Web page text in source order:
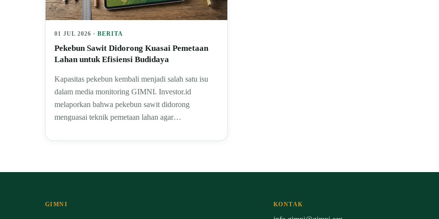
01 JUL 2026 · BERITA
Pekebun Sawit Didorong Kuasai Pemetaan
Lahan untuk Efisiensi Budidaya
Kapasitas pekebun kembali menjadi salah satu isu
dalam media monitoring GIMNI. Investor.id
melaporkan bahwa pekebun sawit didorong
menguasai teknik pemetaan lahan agar…
GIMNI KONTAK